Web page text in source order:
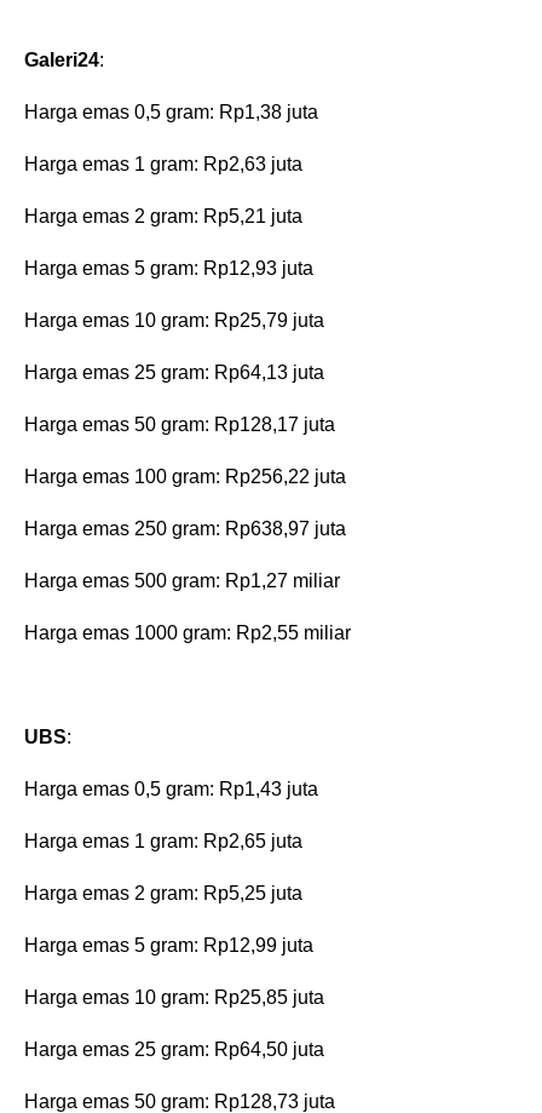
Galeri24:
‎‎Harga emas 0,5 gram: Rp1,38 juta
‎Harga emas 1 gram: Rp2,63 juta
‎Harga emas 2 gram: Rp5,21 juta
‎Harga emas 5 gram: Rp12,93 juta
‎Harga emas 10 gram: Rp25,79 juta
‎Harga emas 25 gram: Rp64,13 juta
‎Harga emas 50 gram: Rp128,17 juta
‎Harga emas 100 gram: Rp256,22 juta
‎Harga emas 250 gram: Rp638,97 juta
‎Harga emas 500 gram: Rp1,27 miliar
‎Harga emas 1000 gram: Rp2,55 miliar
UBS:
‎‎Harga emas 0,5 gram: Rp1,43 juta
‎Harga emas 1 gram: Rp2,65 juta
‎Harga emas 2 gram: Rp5,25 juta
‎Harga emas 5 gram: Rp12,99 juta
‎Harga emas 10 gram: Rp25,85 juta
‎Harga emas 25 gram: Rp64,50 juta
‎Harga emas 50 gram: Rp128,73 juta